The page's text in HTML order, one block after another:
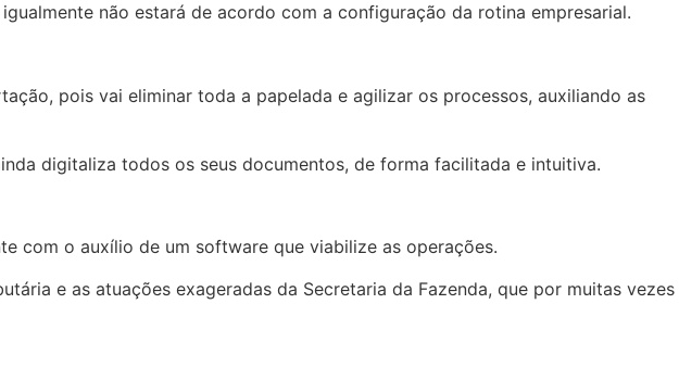
não estará de acordo com a configuração da rotina empresarial.
pois vai eliminar toda a papelada e agilizar os processos, auxiliando as
digitaliza todos os seus documentos, de forma facilitada e intuitiva.
com o auxílio de um software que viabilize as operações.
e as atuações exageradas da Secretaria da Fazenda, que por muitas vezes